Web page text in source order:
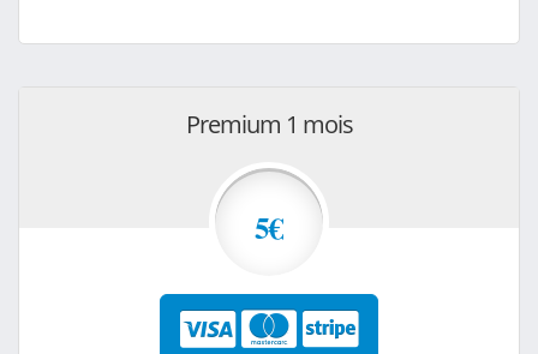
Premium 1 mois
5€